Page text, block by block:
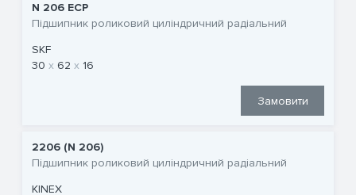
N 206 ECP
Підшипник роликовий циліндричний радіальний
SKF
30
62 16
Замовити
2206 (N 206)
Підшипник роликовий циліндричний радіальний
KINEX